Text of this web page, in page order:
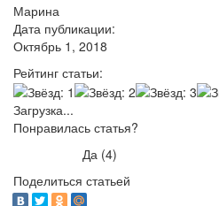
Марина
Дата публикации:
Октябрь 1, 2018
Рейтинг статьи:
Загрузка...
Понравилась статья?
Да (4)
Поделиться статьей